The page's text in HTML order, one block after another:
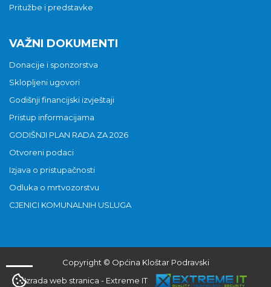
Pritužbe i predstavke
VAŽNI DOKUMENTI
Donacije i sponzorstva
Sklopljeni ugovori
Godišnji financijski izvještaji
Pristup informacijama
GODIŠNJI PLAN RADA ZA 2026
Otvoreni podaci
Izjava o pristupačnosti
Odluka o mrtvozorstvu
CJENICI KOMUNALNIH USLUGA
Copyright © Općina Kloštar Podravski
Izrada web stranica - Extreme IT